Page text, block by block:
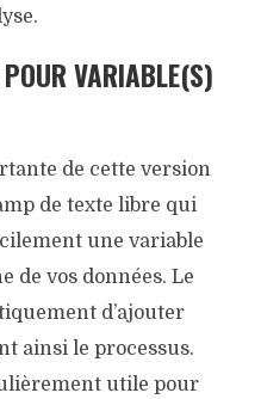
VARIABLE(S)
de cette version
de texte libre qui
une variable
de vos données. Le
d’ajouter
ainsi le processus.
utile pour